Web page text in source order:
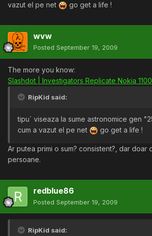
vazut el pe net
go get a life !
wvw
Posted September 19, 2009
The more you know:
Slashdot | Investigators Replicate Nokia
RipKid said:
tipu` viseaza la sume astronomice gen
cum a vazut el pe net
go get a life !
Ar putea primi o sum? consistent?, dar doar
persoane.
redblue86
Posted September 19, 2009
RipKid said: